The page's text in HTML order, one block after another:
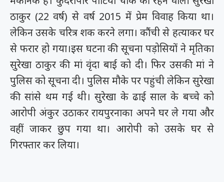
ठाकुर (22 वर्ष) से वर्ष 2015 में प्रेम विवाह किया था।
लेकिन उसके चरित्र शक करने लगा। कौंची से हत्याकर घर
से फरार हो गया।इस घटना की सूचना पड़ोसियों ने मृतिका
सुरेखा ठाकुर की मां वृंदा बाई को दी। फिर उसकी मां ने
पुलिस को सूचना दी। पुलिस मौके पर पहुंची लेकिन सुरेखा
की सांसे थम गई थी। सुरेखा के ढाई साल के बच्चे को
आरोपी अंकुर उठाकर रायपुरनाका अपने घर ले गया और
वहीं जाकर छुप गया था। आरोपी को उसके घर से
गिरफ्तार कर लिया।